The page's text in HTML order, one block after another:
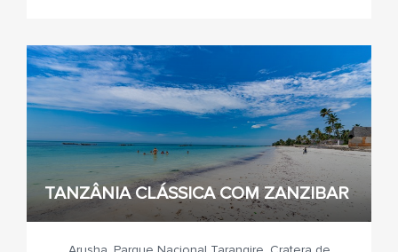
TANZÂNIA CLÁSSICA COM ZANZIBAR